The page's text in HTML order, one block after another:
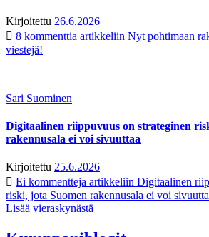
Kirjoitettu 26.6.2026
8 kommenttia artikkeliin Nyt pohtimaan
viestejä!
Sari Suominen
Digitaalinen riippuvuus on strateginen
rakennusala ei voi sivuuttaa
Kirjoitettu 25.6.2026
Ei kommentteja artikkeliin Digitaalinen
riski, jota Suomen rakennusala ei voi
Lisää vieraskynästä